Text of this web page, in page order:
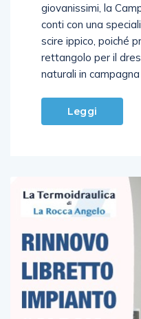
giovanissimi, la
conti con una
scire ippico, poiché
rettangolo per il
naturali in
Leggi